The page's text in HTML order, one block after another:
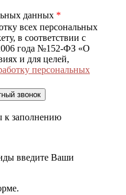
данных *
всех персональных
в соответствии с
года №152-ФЗ «О
и для целей,
персональных
к заполнению
введите Ваши